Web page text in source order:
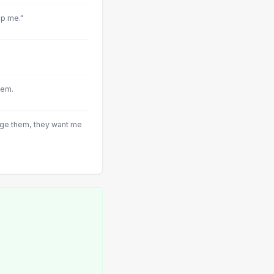
me."
them, they want me